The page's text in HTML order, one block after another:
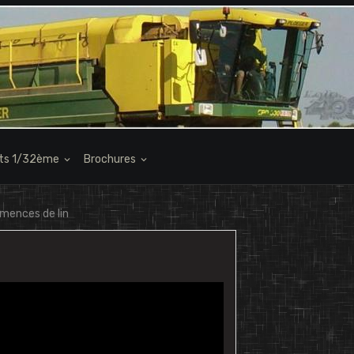
1/32ème Brochures
de lin